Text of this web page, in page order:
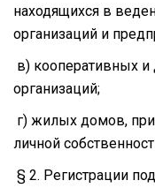
находящихся в
организаций и
в) кооперативных
организаций;
г) жилых домов,
личной
§ 2. Регистрации